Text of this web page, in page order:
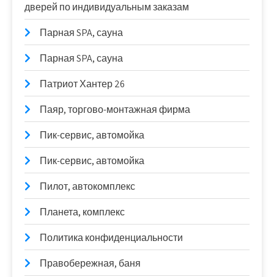
дверей по индивидуальным заказам
Парная SPA, сауна
Парная SPA, сауна
Патриот Хантер 26
Паяр, торгово-монтажная фирма
Пик-сервис, автомойка
Пик-сервис, автомойка
Пилот, автокомплекс
Планета, комплекс
Политика конфиденциальности
Правобережная, баня